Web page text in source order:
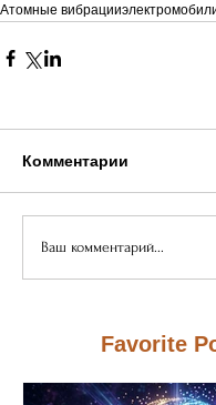
Атомные вибрации
Комментарии
Ваш комментарий...
Favorite